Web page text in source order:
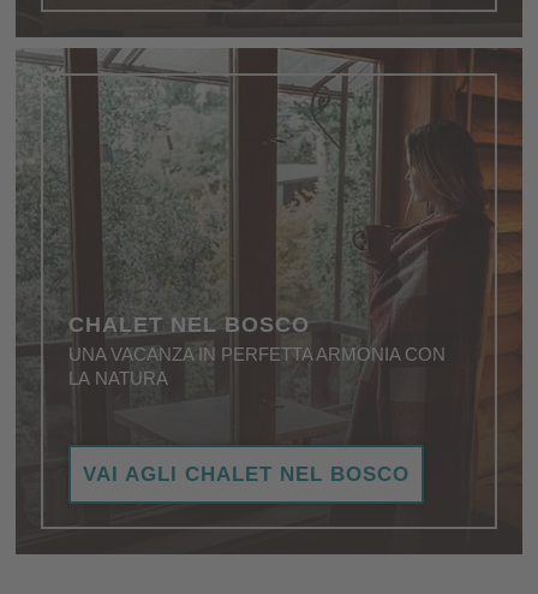
Trentino Alto Adige.
CHALET NEL BOSCO
UNA VACANZA IN PERFETTA ARMONIA CON
LA NATURA
rifugio nel paradiso naturale dell'Alto Adige ...
VAI AGLI CHALET NEL BOSCO